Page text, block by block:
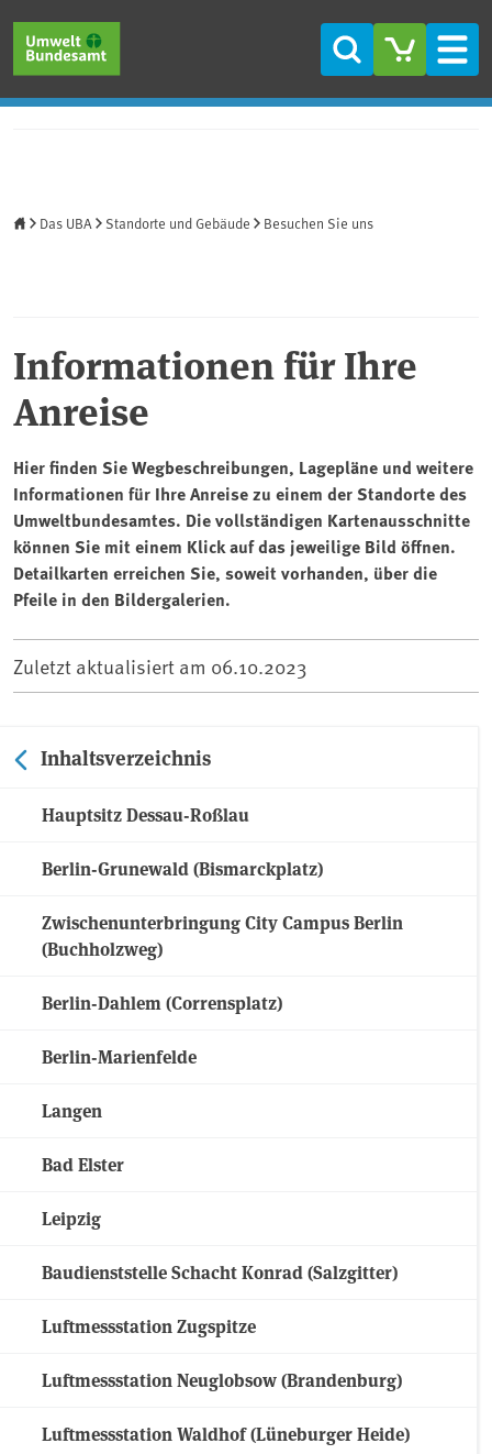
Suche
Das UBA Standorte und Gebäude Besuchen Sie uns
Informationen für Ihre
Anreise
Hier finden Sie Wegbeschreibungen, Lagepläne und weitere
Informationen für Ihre Anreise zu einem der Standorte des
Umweltbundesamtes. Die vollständigen Kartenausschnitte
können Sie mit einem Klick auf das jeweilige Bild öffnen.
Detailkarten erreichen Sie, soweit vorhanden, über die
Pfeile in den Bildergalerien.
Zuletzt aktualisiert am 06.10.2023
Inhaltsverzeichnis
Hauptsitz Dessau-Roßlau
Berlin-Grunewald (Bismarckplatz)
Zwischenunterbringung City Campus Berlin
(Buchholzweg)
Berlin-Dahlem (Corrensplatz)
Berlin-Marienfelde
Langen
Bad Elster
Leipzig
Baudienststelle Schacht Konrad (Salzgitter)
Luftmessstation Zugspitze
Luftmessstation Neuglobsow (Brandenburg)
Luftmessstation Waldhof (Lüneburger Heide)